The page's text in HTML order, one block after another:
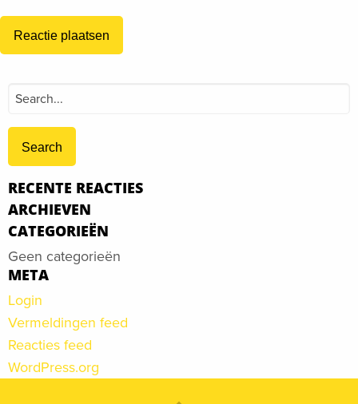
Search
RECENTE REACTIES
ARCHIEVEN
CATEGORIEËN
Geen categorieën
META
Login
Vermeldingen feed
Reacties feed
WordPress.org